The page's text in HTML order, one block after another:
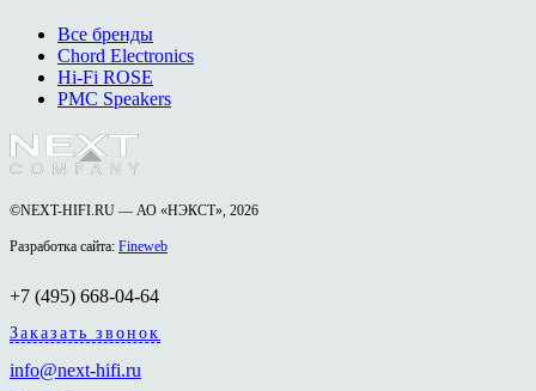
Все бренды
Chord Electronics
Hi-Fi ROSE
PMC Speakers
©NEXT-HIFI.RU — АО «НЭКСТ», 2026
Разработка сайта: Fineweb
+7 (495) 668-04-64
Заказать звонок
info@next-hifi.ru